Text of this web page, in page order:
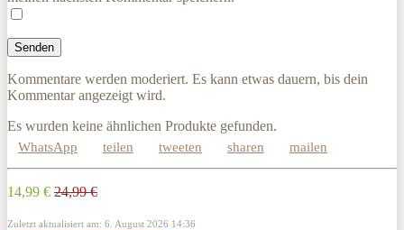
Kommentare werden moderiert. Es kann etwas dauern, bis dein
Kommentar angezeigt wird.
Es wurden keine ähnlichen Produkte gefunden.
WhatsApp teilen tweeten sharen mailen
14,99 € 24,99 €
Zuletzt aktualisiert am: 6. August 2026 14:36